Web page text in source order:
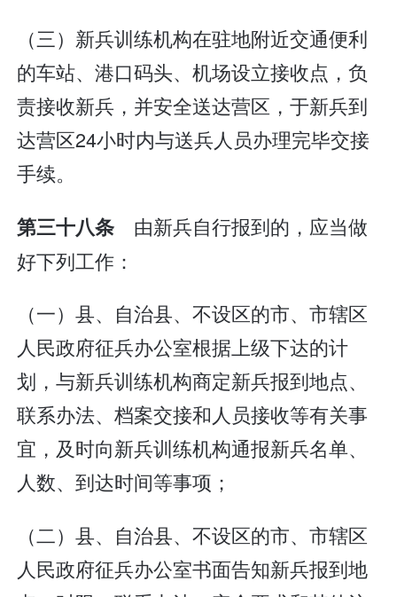
（三）新兵训练机构在驻地附近交通便利
的车站、港口码头、机场设立接收点，负
责接收新兵，并安全送达营区，于新兵到
达营区24小时内与送兵人员办理完毕交接
手续。
第三十八条 由新兵自行报到的，应当做
好下列工作：
（一）县、自治县、不设区的市、市辖区
人民政府征兵办公室根据上级下达的计
划，与新兵训练机构商定新兵报到地点、
联系办法、档案交接和人员接收等有关事
宜，及时向新兵训练机构通报新兵名单、
人数、到达时间等事项；
（二）县、自治县、不设区的市、市辖区
人民政府征兵办公室书面告知新兵报到地